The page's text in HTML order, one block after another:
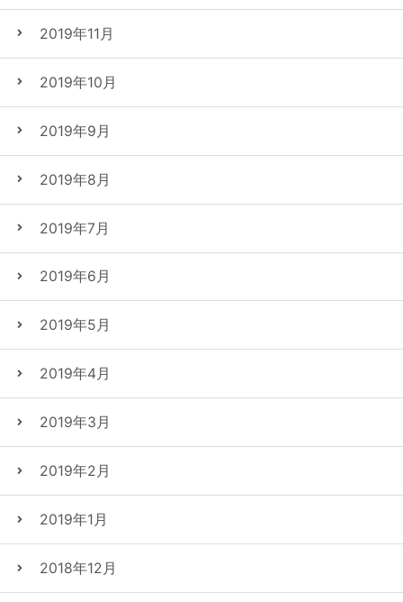
2019年11月
2019年10月
2019年9月
2019年8月
2019年7月
2019年6月
2019年5月
2019年4月
2019年3月
2019年2月
2019年1月
2018年12月